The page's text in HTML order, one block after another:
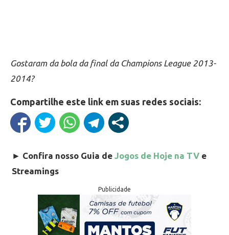
Gostaram da bola da final da Champions League 2013-
2014?
Compartilhe este link em suas redes sociais:
► Confira nosso Guia de Jogos de Hoje na TV e
Streamings
Publicidade